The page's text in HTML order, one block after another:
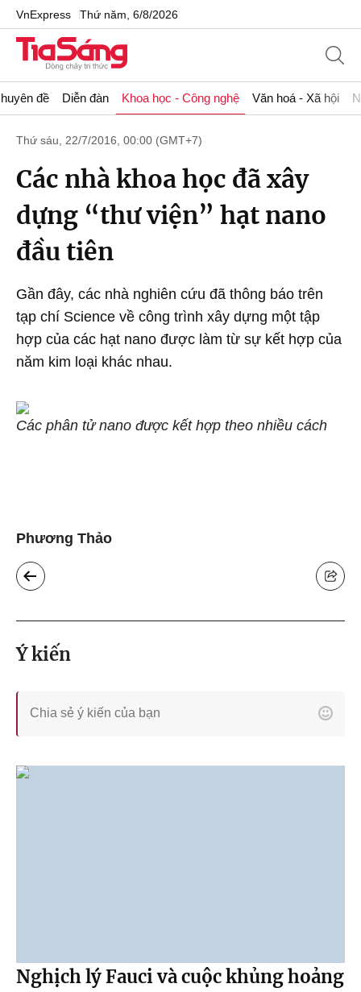
VnExpress Thứ năm, 6/8/2026
đề Diễn đàn Khoa học - Công nghệ Văn hoá - Xã hội
Thứ sáu, 22/7/2016, 00:00 (GMT+7)
Các nhà khoa học đã xây
dựng “thư viện” hạt nano
đầu tiên
Gần đây, các nhà nghiên cứu đã thông báo trên
tạp chí Science về công trình xây dựng một tập
hợp của các hạt nano được làm từ sự kết hợp của
năm kim loại khác nhau.
Các phân tử nano được kết hợp theo nhiều cách
Phương Thảo
Ý kiến
Nghịch lý Fauci và cuộc khủng hoảng